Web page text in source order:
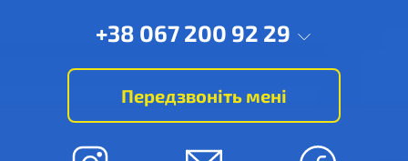
+38 067 200 92 29
Передзвоніть мені